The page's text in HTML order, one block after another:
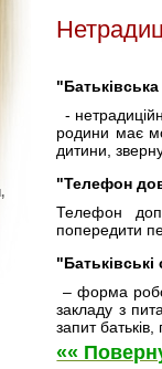
-
родини має
дитини,
"Телефон
Телефон
попередити
– форма
закладу з
запит
««